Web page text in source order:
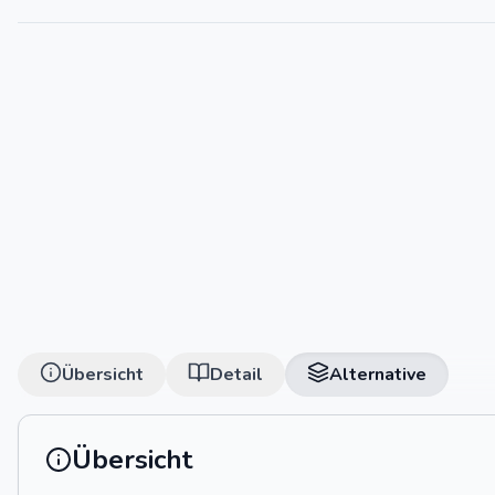
Übersicht Detail Alternative
Übersicht